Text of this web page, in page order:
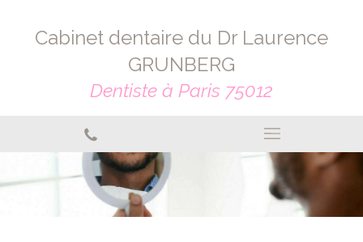
Cabinet dentaire du Dr Laurence
GRUNBERG
Dentiste à Paris 75012